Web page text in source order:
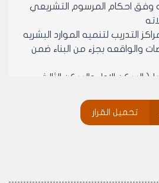
وفق احكام المرسوم التشريعي
التدريب لتنميه الموارد البشريه
والواقعه بجزء من البناء ضمن
السكن الاول والسكن الثالث
الى دكاكين
تحميل القرار